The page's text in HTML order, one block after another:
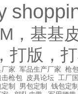
，基基
打版，
家 军品生产厂家 枪
击枪包 皮具论坛 工厂
制 男包定制
钱包定